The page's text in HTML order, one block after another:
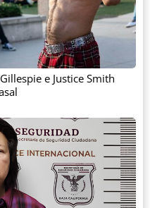
e Justice Smith